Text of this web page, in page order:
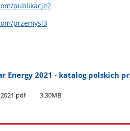
publikacje2
przemysl3
Energy 2021 - katalog polskich
3.30MB